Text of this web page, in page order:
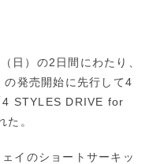
日）の2日間にわたり、
発売開始に先行して4
4 STYLES DRIVE for
。
イのショートサーキッ